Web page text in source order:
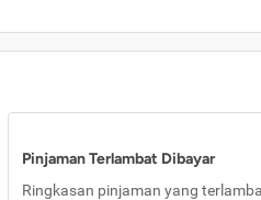
Pinjaman Terlambat Dibayar
Ringkasan pinjaman yang